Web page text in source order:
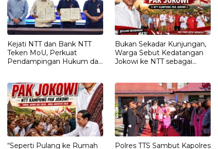
Kejati NTT dan Bank NTT
Teken MoU, Perkuat
Pendampingan Hukum dan
Bukan Sekadar Kunjungan,
Warga Sebut Kedatangan
Jokowi ke NTT sebagai
“Seperti Pulang ke Rumah
Polres TTS Sambut Kapolres